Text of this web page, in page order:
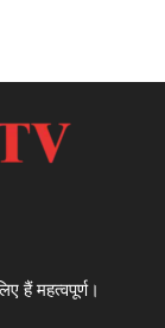
हैं महत्वपूर्ण।